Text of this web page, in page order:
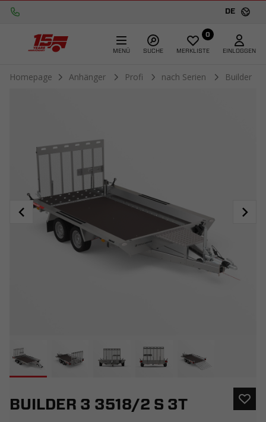
DE
MENÜ SUCHE
0
MERKLISTE EINLOGGEN
Homepage Anhänger Profi nach Serien Builder
BUILDER 3 3518/2 S 3T